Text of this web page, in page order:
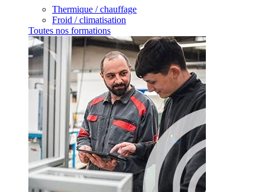
Thermique / chauffage
Froid / climatisation
Toutes nos formations